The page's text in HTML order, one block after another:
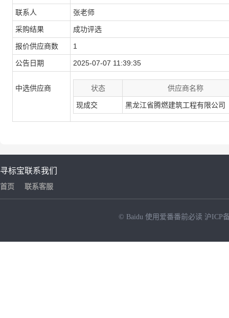
联系人 张老师
采购结果 成功评选
报价供应商数 1
公告日期 2025-07-07 11:39:35
中选供应商 状态 供应商名称
现成交 黑龙江省腾燃建筑工程有限公司
寻标宝
首页
联系我们
联系客服
© Baidu 使用爱番番前必读 沪ICP